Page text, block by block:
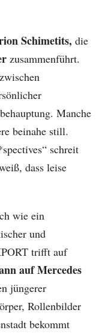
Schimetits, die
zusammenführt.
Manche
beinahe still.
schreit
dass leise
wie ein
und
trifft auf
auf Mercedes
jüngerer
Rollenbilder
bekommt